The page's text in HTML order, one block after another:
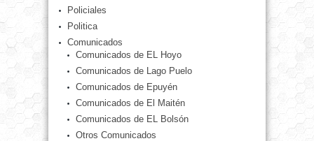
Policiales
Politica
Comunicados
Comunicados de EL Hoyo
Comunicados de Lago Puelo
Comunicados de Epuyén
Comunicados de El Maitén
Comunicados de EL Bolsón
Otros Comunicados